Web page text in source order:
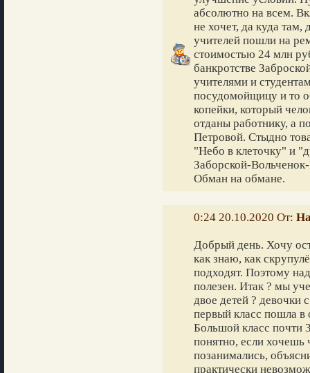
абсолютно на всем.
не хочет, да куда там,
учителей пошли на
стоимостью 24 млн
банкротстве
учителями и
посудомойщицу и то
копейки, который
отданы работнику, а
Петровой. Стыдно
"Небо в клеточку" и
Заборской-
Обман на обмане.
0:24 20.10.2020 От:
Добрый день. Хочу
как знаю, как
подходят. Поэтому
полезен. Итак ? мы
двое детей ? девочки
первый класс пошла
Большой класс почти
понятно, если хочешь
позанимались,
практически